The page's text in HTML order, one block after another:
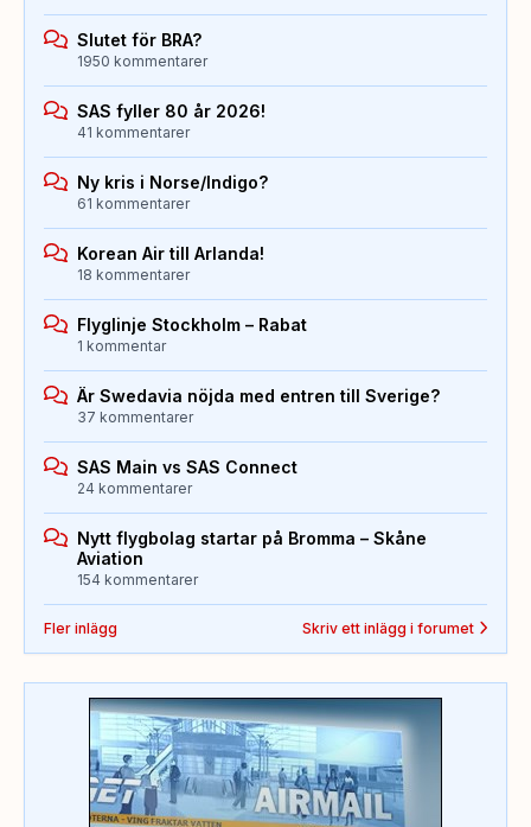
Slutet för BRA?
1950 kommentarer
SAS fyller 80 år 2026!
41 kommentarer
Ny kris i Norse/Indigo?
61 kommentarer
Korean Air till Arlanda!
18 kommentarer
Flyglinje Stockholm – Rabat
1 kommentar
Är Swedavia nöjda med entren till Sverige?
37 kommentarer
SAS Main vs SAS Connect
24 kommentarer
Nytt flygbolag startar på Bromma – Skåne
Aviation
154 kommentarer
Fler inlägg Skriv ett inlägg i forumet